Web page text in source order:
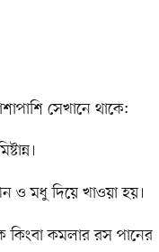
সেখানে থাকে:
ও মধু দিয়ে খাওয়া হয়।
কিংবা কমলার রস পানের